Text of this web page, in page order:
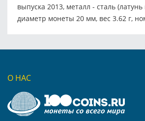
выпуска 2013, металл - сталь
диаметр монеты 20 мм, вес 3.62 г,
О НАС